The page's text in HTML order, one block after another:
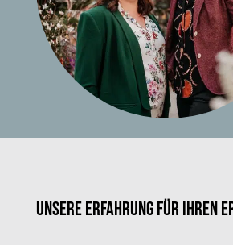
Unsere Erfahrung für ihren